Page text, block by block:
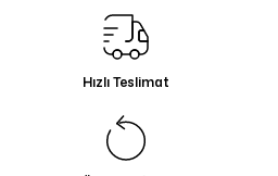
Hızlı Teslimat